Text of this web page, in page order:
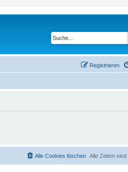
Registrieren
Alle Zeiten sind
Alle Cookies löschen